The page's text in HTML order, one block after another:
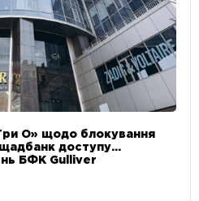
О» щодо блокування
доступу
БФК Gulliver